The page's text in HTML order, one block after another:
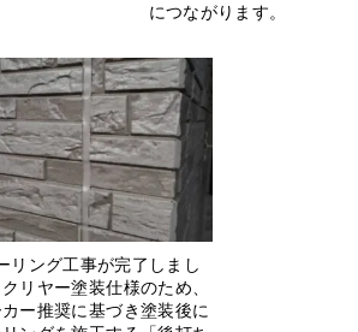
につながります。
リング工事が完了しまし
リヤー塗装仕様のため、
カー推奨に基づき塗装後に